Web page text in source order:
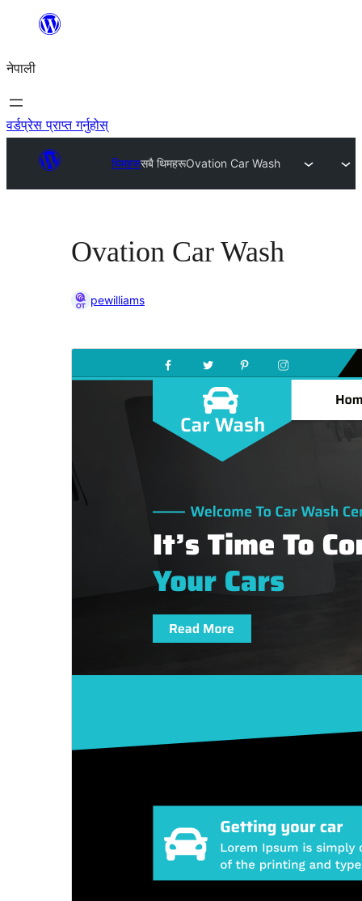
सामग्रीमा
नेपाली
वर्डप्रेस प्राप्त गर्नुहोस्
थिमहरूसबै थिमहरूOvation Car Wash
Ovation Car Wash
pewilliams